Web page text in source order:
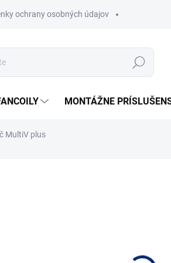
ochrany osobných údajov
Hľadať
MONTÁŽNE
MultiV plus